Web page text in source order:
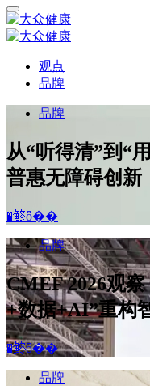
观点
品牌
品牌
从“听得清”到“
普惠无障碍创新
�鿴ȫ��
品牌
CMEF 2026观
+数据+AI”重构
�鿴ȫ��
品牌